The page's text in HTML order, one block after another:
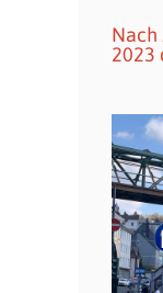
Nach
2023